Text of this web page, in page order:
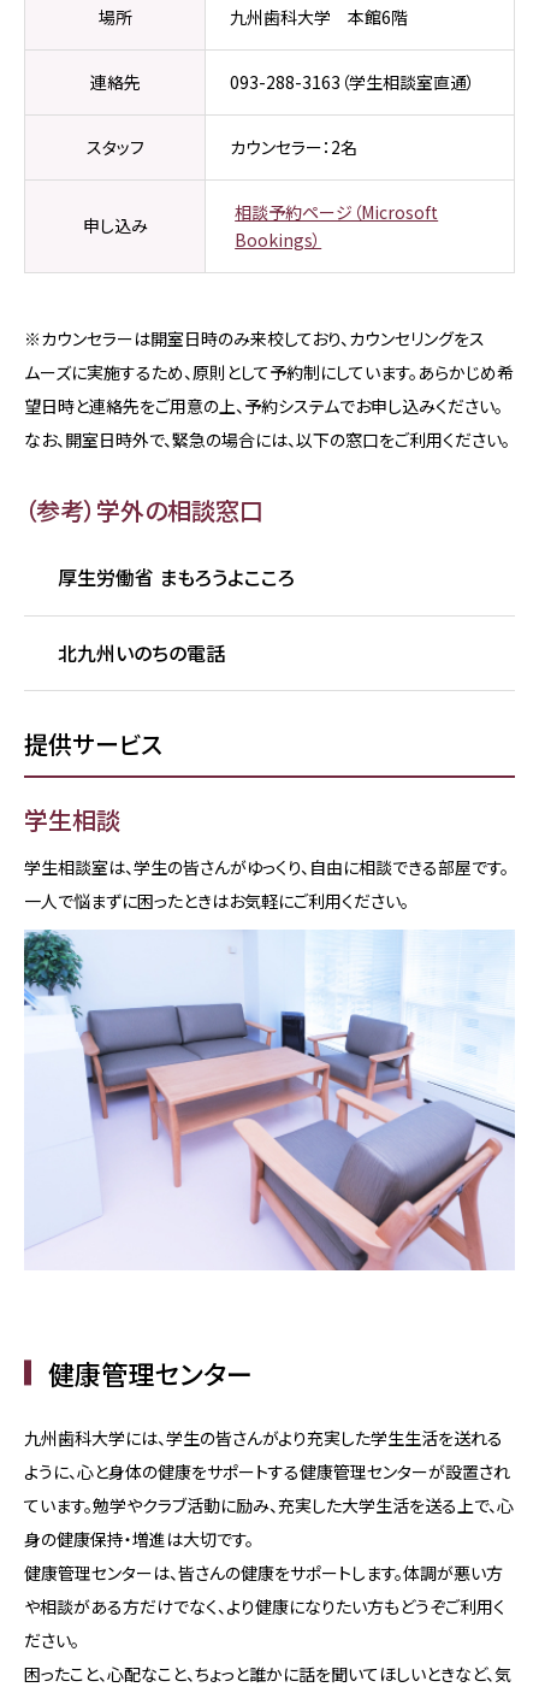
場所 九州歯科大学 本館6階
連絡先 093-288-3163 （学生相談室直通）
スタッフ カウンセラー：2名
申し込み
相談予約ページ（Microsoft
Bookings）
※カウンセラーは開室日時のみ来校しており、カウンセリングをス
ムーズに実施するため、原則として予約制にしています。あらかじめ希
望日時と連絡先をご用意の上、予約システムでお申し込みください。
なお、開室日時外で、緊急の場合には、以下の窓口をご利用ください。
（参考）学外の相談窓口
厚生労働省 まもろうよこころ
北九州いのちの電話
提供サービス
学生相談
学生相談室は、学生の皆さんがゆっくり、自由に相談できる部屋です。
一人で悩まずに困ったときはお気軽にご利用ください。
健康管理センター
九州歯科大学には、学生の皆さんがより充実した学生生活を送れる
ように、心と身体の健康をサポートする健康管理センターが設置され
ています。勉学やクラブ活動に励み、充実した大学生活を送る上で、心
身の健康保持・増進は大切です。
健康管理センターは、皆さんの健康をサポートします。体調が悪い方
や相談がある方だけでなく、より健康になりたい方もどうぞご利用く
ださい。
困ったこと、心配なこと、ちょっと誰かに話を聞いてほしいときなど、気